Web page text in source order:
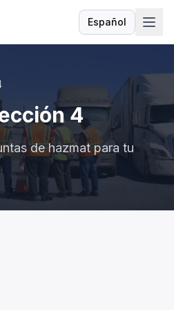
Español
Idioma
4
dehazmatpara tu
en su vehículo para:
la carga.